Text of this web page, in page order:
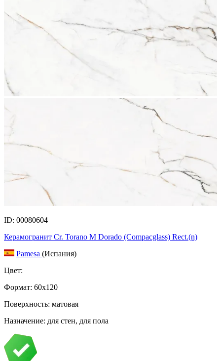
ID: 00080604
Керамогранит Cr. Torano M Dorado (Compacglass) Rect.(n)
Pamesa (Испания)
Цвет:
Формат: 60x120
Поверхность: матовая
Назначение: для стен, для пола